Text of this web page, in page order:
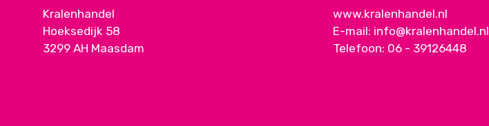
Kralenhandel
Hoeksedijk 58
3299 AH Maasdam
www.kralenhandel.nl
E-mail: info@kralenhandel.nl
Telefoon: 06 - 39126448